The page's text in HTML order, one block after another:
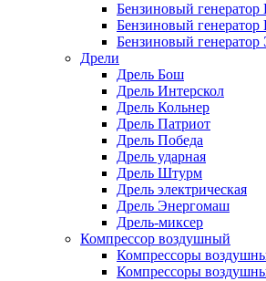
Бензиновый генератор
Бензиновый
Бензиновый
Дрели
Дрель Бош
Дрель Интерскол
Дрель Кольнер
Дрель Патриот
Дрель Победа
Дрель ударная
Дрель Штурм
Дрель электрическая
Дрель Энергомаш
Дрель-миксер
Компрессор воздушный
Компрессоры
Компрессоры